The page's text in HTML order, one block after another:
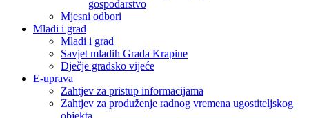
gospodarstvo
Mjesni odbori
Mladi i grad
Mladi i grad
Savjet mladih Grada Krapine
Dječje gradsko vijeće
E-uprava
Zahtjev za pristup informacijama
Zahtjev za produženje radnog vremena ugostiteljskog
objekta